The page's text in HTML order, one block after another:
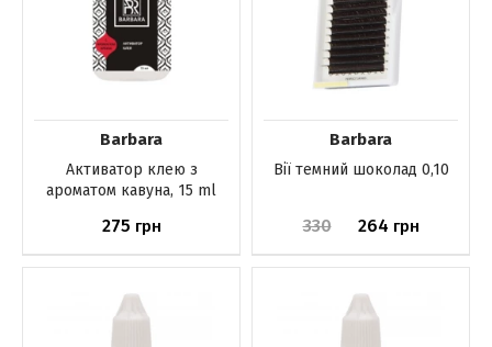
Barbara
Активатор клею з
ароматом кавуна, 15 ml
275 грн
Barbara
Вії темний шоколад 0,10
330 264 грн